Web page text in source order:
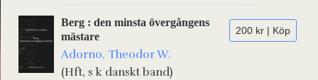
200 kr | Köp
Berg : den minsta övergångens
mästare
Adorno, Theodor W.
(Hft, s k danskt band)